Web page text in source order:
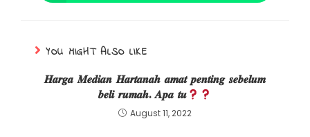
YOU MIGHT ALSO LIKE
𝑯𝒂𝒓𝒈𝒂 𝑴𝒆𝒅𝒊𝒂𝒏 𝑯𝒂𝒓𝒕𝒂𝒏𝒂𝒉 𝒂𝒎𝒂𝒕 𝒑𝒆𝒏𝒕𝒊𝒏𝒈 𝒔𝒆𝒃𝒆𝒍𝒖𝒎
𝒃𝒆𝒍𝒊 𝒓𝒖𝒎𝒂𝒉. 𝑨𝒑𝒂 𝒕𝒖
August 11, 2022